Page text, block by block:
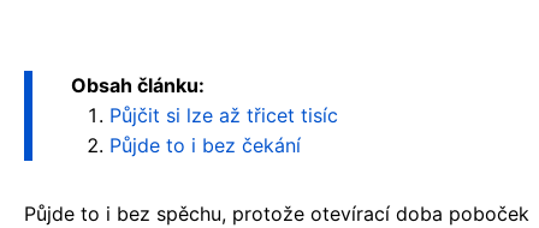
Obsah článku:
Půjčit si lze až třicet tisíc
Půjde to i bez čekání
Půjde to i bez spěchu, protože otevírací doba poboček